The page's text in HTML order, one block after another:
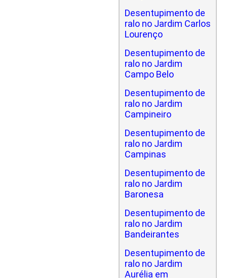
Desentupimento de
ralo no Jardim Carlos
Lourenço
Desentupimento de
ralo no Jardim
Campo Belo
Desentupimento de
ralo no Jardim
Campineiro
Desentupimento de
ralo no Jardim
Campinas
Desentupimento de
ralo no Jardim
Baronesa
Desentupimento de
ralo no Jardim
Bandeirantes
Desentupimento de
ralo no Jardim
Aurélia em